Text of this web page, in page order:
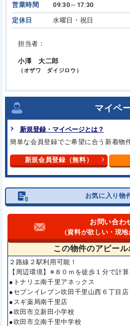
営業時間 09:30～17:30
定休日 水曜日・祝日
担当者：
小澤 大二郎
（オザワ ダイジロウ）
マイペ
新規登録・マイページとは？
簡単な会員登録でご希望に合う 新着物
新規会員登録（無料）
お気に入り物
お問い合わ
（資料が欲しい・現地
この物件のアピー
２路線２駅利用可能！
【周辺環境】※８０ｍを徒歩１分で計算
●トナリエ南千里アネックス 約
●セブンイレブン吹田千里山西６丁目
●スギ薬局南千里店 約２
●吹田市立新田小学校 約５
●吹田市立南千里中学校 約